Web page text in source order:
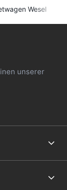
Wesel
unserer